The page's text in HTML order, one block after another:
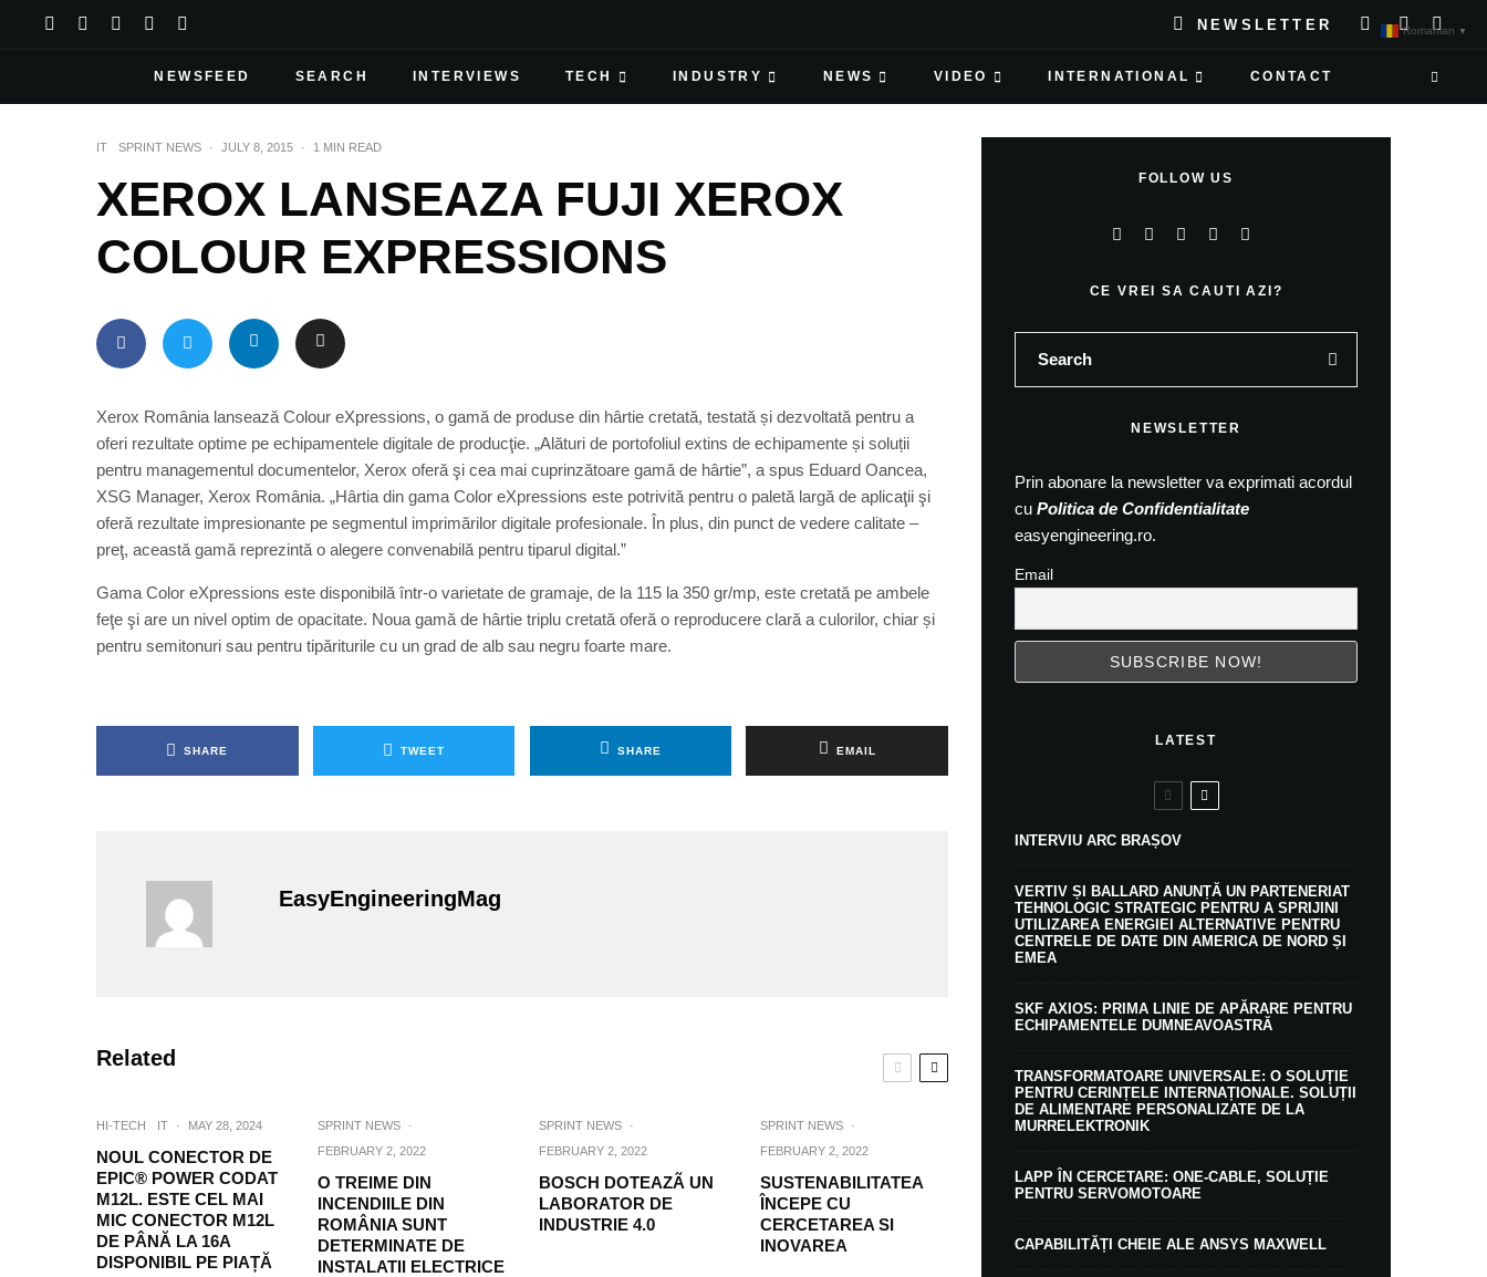
NEWSLETTER
NEWSFEED SEARCH INTERVIEWS TECH INDUSTRY NEWS VIDEO INTERNATIONAL CONTACT
IT SPRINT NEWS · JULY 8, 2015 · 1 MIN READ
XEROX LANSEAZA FUJI XEROX
COLOUR EXPRESSIONS
Xerox România lansează Colour eXpressions, o gamă de produse din hârtie cretată, testată și dezvoltată pentru a
oferi rezultate optime pe echipamentele digitale de producţie. „Alături de portofoliul extins de echipamente și soluții
pentru managementul documentelor, Xerox oferă şi cea mai cuprinzătoare gamă de hârtie”, a spus Eduard Oancea,
XSG Manager, Xerox România. „Hârtia din gama Color eXpressions este potrivită pentru o paletă largă de aplicaţii şi
oferă rezultate impresionante pe segmentul imprimărilor digitale profesionale. În plus, din punct de vedere calitate –
preţ, această gamă reprezintă o alegere convenabilă pentru tiparul digital.”
Gama Color eXpressions este disponibilă într-o varietate de gramaje, de la 115 la 350 gr/mp, este cretată pe ambele
feţe şi are un nivel optim de opacitate. Noua gamă de hârtie triplu cretată oferă o reproducere clară a culorilor, chiar și
pentru semitonuri sau pentru tipăriturile cu un grad de alb sau negru foarte mare.
SHARE TWEET SHARE EMAIL
EasyEngineeringMag
Related
HI-TECH IT · MAY 28, 2024
NOUL CONECTOR DE
EPIC® POWER CODAT
M12L. ESTE CEL MAI
MIC CONECTOR M12L
DE PÂNĂ LA 16A
DISPONIBIL PE PIAȚĂ
SPRINT NEWS
·
FEBRUARY 2, 2022
O TREIME DIN
INCENDIILE DIN
ROMÂNIA SUNT
DETERMINATE DE
INSTALATII ELECTRICE
SPRINT NEWS
·
FEBRUARY 2, 2022
BOSCH DOTEAZÃ UN
LABORATOR DE
INDUSTRIE 4.0
SPRINT NEWS
·
FEBRUARY 2, 2022
SUSTENABILITATEA
ÎNCEPE CU
CERCETAREA SI
INOVAREA
FOLLOW US
CE VREI SA CAUTI AZI?
NEWSLETTER
Prin abonare la newsletter va exprimati acordul
cu Politica de Confidentialitate
easyengineering.ro.
Email
LATEST
INTERVIU ARC BRAȘOV
VERTIV ȘI BALLARD ANUNȚĂ UN PARTENERIAT
TEHNOLOGIC STRATEGIC PENTRU A SPRIJINI
UTILIZAREA ENERGIEI ALTERNATIVE PENTRU
CENTRELE DE DATE DIN AMERICA DE NORD ȘI
EMEA
SKF AXIOS: PRIMA LINIE DE APĂRARE PENTRU
ECHIPAMENTELE DUMNEAVOASTRĂ
TRANSFORMATOARE UNIVERSALE: O SOLUȚIE
PENTRU CERINȚELE INTERNAȚIONALE. SOLUȚII
DE ALIMENTARE PERSONALIZATE DE LA
MURRELEKTRONIK
LAPP ÎN CERCETARE: ONE-CABLE, SOLUȚIE
PENTRU SERVOMOTOARE
CAPABILITĂȚI CHEIE ALE ANSYS MAXWELL
Romanian ▼